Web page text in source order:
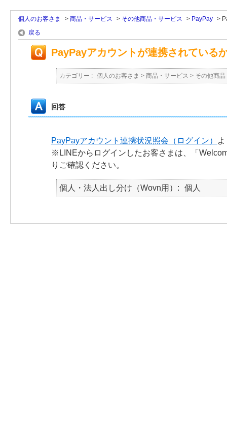
個人のお客さま > 商品・サービス > その他商品・サービス > PayPay >
戻る
PayPayアカウントが連携されている
カテゴリー : 個人のお客さま > 商品・サービス > その他商
回答
PayPayアカウント連携状況照会（ログイン）
※LINEからログインしたお客さまは、「
りご確認ください。
個人・法人出し分け（Wovn用） 個人